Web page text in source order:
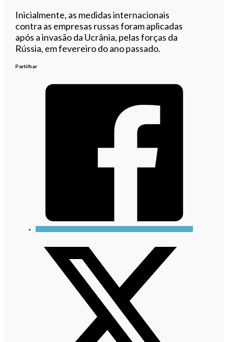
Inicialmente, as medidas internacionais
contra as empresas russas foram aplicadas
após a invasão da Ucrânia, pelas forças da
Rússia, em fevereiro do ano passado.
Partilhar